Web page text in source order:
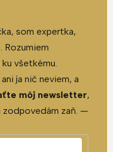
som expertka,
. Rozumiem
všetkému.
ja nič neviem, a
môj newsletter,
zodpovedám zaň. —